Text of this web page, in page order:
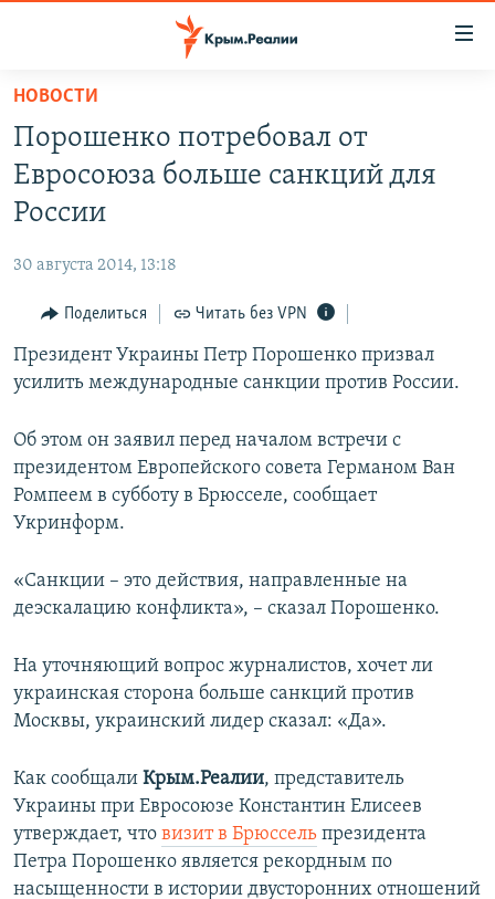
Вернуться
основному
содержанию
Вернутся
главной
навигации
Вернутся
поиску
СПЕЦПРОЕКТЫ
11 ЛЕТ ОККУПАЦИИ КРЫМА. 11 ИСТОРИЙ СОПРОТИВЛЕНИЯ
ВОДА
ЕЩЕ
ИНТЕРАКТИВ
ИНФОГРАФИКА
ТЕЛЕПРОЕКТ КРЫМ.РЕАЛИИ
СОВЕТЫ ПРАВОЗАЩИТНИКОВ
ПРОПАВШИЕ БЕЗ ВЕСТИ
ПОБЕДИТЕЛЕЙ НЕ СУДЯТ?
РАДІО СВОБОДА
КАК ОБОЙТИ БЛОКИРОВКУ
ПРИСОЕДИНЯЙТЕСЬ!
Все сайты RFE/RL
НОВОСТИ
Порошенко потребовал от
Евросоюза больше санкций для
России
30 августа 2014, 13:18
Поделиться Читать без VPN
Президент Украины Петр Порошенко призвал
усилить международные санкции против России.
Об этом он заявил перед началом встречи с
президентом Европейского совета Германом Ван
Ромпеем в субботу в Брюсселе, сообщает
Укринформ.
«Санкции – это действия, направленные на
деэскалацию конфликта», – сказал Порошенко.
На уточняющий вопрос журналистов, хочет ли
украинская сторона больше санкций против
Москвы, украинский лидер сказал: «Да».
Как сообщали Крым.Реалии, представитель
Украины при Евросоюзе Константин Елисеев
утверждает, что визит в Брюссель президента
Петра Порошенко является рекордным по
насыщенности в истории двусторонних отношений